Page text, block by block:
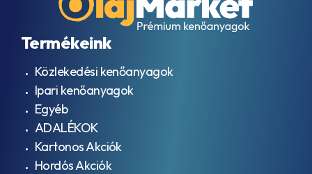
Termékeink
Közlekedési kenőanyagok
Ipari kenőanyagok
Egyéb
ADALÉKOK
Kartonos Akciók
Hordós Akciók